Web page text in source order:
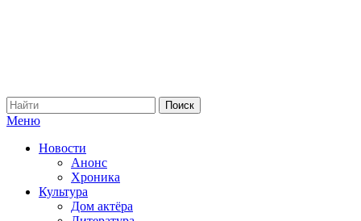
Меню
Новости
Анонс
Хроника
Культура
Дом актёра